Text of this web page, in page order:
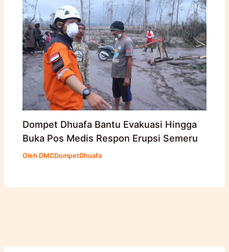
Dompet Dhuafa Bantu Evakuasi Hingga
Buka Pos Medis Respon Erupsi Semeru
Oleh DMCDompetDhuafa